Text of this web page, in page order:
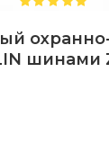
шинами